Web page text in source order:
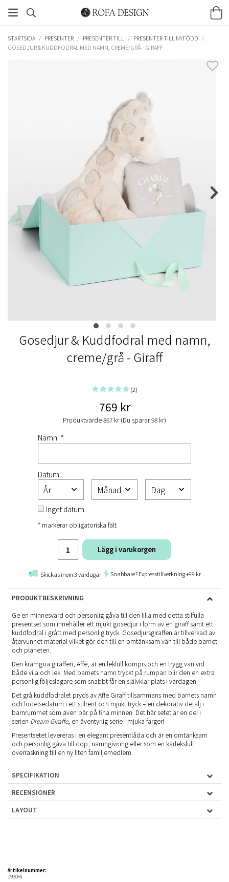
STARTSIDA / PRESENTER / PRESENTER TILL / PRESENTER TILL NYFÖDD /
GOSEDJUR & KUDDFODRAL MED NAMN, CREME/GRÅ - GIRAFF
Gosedjur & Kuddfodral med namn,
creme/grå - Giraff
(2)
769 kr
Produktvärde 867 kr (Du sparar 98 kr)
Namn: *
Datum:
Inget datum
* markerar obligatoriska fält
Lägg i varukorgen
Skickas inom 3 vardagar Snabbare? Expresstillverkning +99 kr
PRODUKTBESKRIVNING
Ge en minnesvärd och personlig gåva till den lilla med detta stilfulla
presentset som innehåller ett mjukt gosedjur i form av en giraff samt ett
kuddfodral i grått med personlig tryck. Gosedjursgiraffen är tillverkad av
återvunnet material vilket gör den till en omtänksam vän till både barnet
och planeten.
Den kramgoa giraffen, Affe, är en lekfull kompis och en trygg vän vid
både vila och lek. Med barnets namn tryckt på rumpan blir den en extra
personlig följeslagare som snabbt får en självklar plats i vardagen.
Det grå kuddfodralet pryds av Affe Giraff tillsammans med barnets namn
och födelsedatum i ett stilrent och mjukt tryck – en dekorativ detalj i
barnrummet som även bär på fina minnen. Det här setet är en del i
serien Dream Giraffe, en äventyrlig serie i mjuka färger!
Presentsetet levereras i en elegant presentlåda och är en omtänksam
och personlig gåva till dop, namngivning eller som en kärleksfull
överraskning till en ny liten familjemedlem.
SPECIFIKATION
RECENSIONER
LAYOUT
Artikelnummer:
1930-6